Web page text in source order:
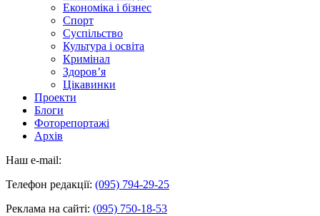
Економіка і бізнес
Спорт
Суспільство
Культура і освіта
Кримінал
Здоров’я
Цікавинки
Проекти
Блоги
Фоторепортажі
Архів
Наш e-mail:
Телефон редакції: (095) 794-29-25
Реклама на сайті: (095) 750-18-53